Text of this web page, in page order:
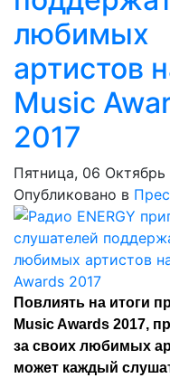
любимых
артистов
Music
2017
Пятница, 06 Октябрь
Опубликовано в
Повлиять на итоги
Music Awards 2017,
за своих любимых
может каждый